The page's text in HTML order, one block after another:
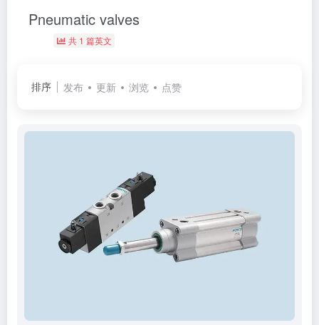
Pneumatic valves
共 1 篇英文
排序 发布 更新 浏览 点赞